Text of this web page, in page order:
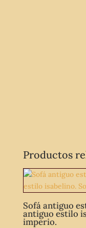
Productos
Sofá antiguo
antiguo estilo
imperio.